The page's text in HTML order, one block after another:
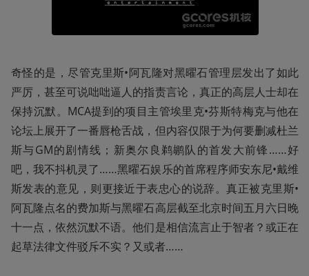
奇怪的是，尽管克里斯•阿瓦隆对黑曜石管理层发出了如此
严厉，甚至可说咄咄逼人的指责言论，真正的高层人士却在
保持沉默。MCA提到的项目主管埃里克•芬斯特梅克与他在
论坛上展开了一番唇枪舌战，但内容仅限于为何要删减杜兰
斯与GM的剧情线；新奥尔良鹈鹕队的首发大前锋……好
吧，我不抖机灵了……黑曜石娱乐的首席程序师安东尼•戴维
斯发表的意见，则更接近于表忠心的说辞。真正被克里斯•
阿瓦隆点名的费加斯与黑曜石高层截至北京时间五月六日晚
十一点，依然沉默不语。他们是相信流言止于智者？或正在
起草法律文件驳斥不实？又或者……